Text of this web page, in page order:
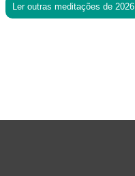
Ler outras meditações de 2026